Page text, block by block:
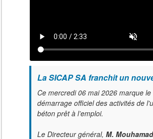
La SICAP SA franchit un
Ce mercredi 06 mai 2026 marque le
démarrage officiel des activités de
béton prêt à l’emploi.
Le Directeur général, M.